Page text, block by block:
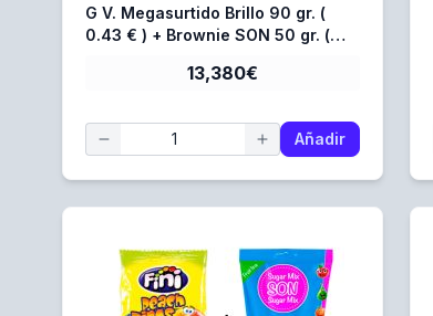
G V. Megasurtido Brillo 90 gr. (
0.43 € ) + Brownie SON 50 gr. (
13,380€
Añadir